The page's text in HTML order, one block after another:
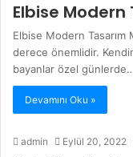
Elbise Modern
Elbise Modern
derece önemlidir.
bayanlar özel
Devamını Oku »
admin Eylül 20, 2022